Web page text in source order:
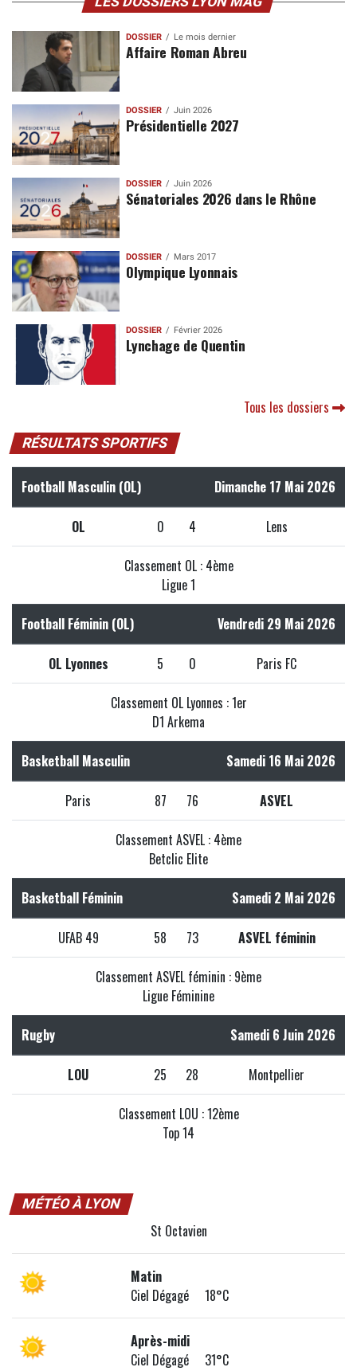
DOSSIER Le mois dernier
Affaire Roman Abreu
DOSSIER Juin 2026
Présidentielle 2027
DOSSIER Juin 2026
Sénatoriales 2026 dans le Rhône
DOSSIER Mars 2017
Olympique Lyonnais
DOSSIER Février 2026
Lynchage de Quentin
Tous les dossiers
RÉSULTATS SPORTIFS
Football Masculin (OL) Dimanche 17 Mai 2026
OL 0 4 Lens
Classement OL : 4ème
Ligue 1
Football Féminin (OL) Vendredi 29 Mai 2026
OL Lyonnes 5 0 Paris FC
Classement OL Lyonnes : 1er
D1 Arkema
Basketball Masculin Samedi 16 Mai 2026
Paris 87 76 ASVEL
Classement ASVEL : 4ème
Betclic Elite
Basketball Féminin Samedi 2 Mai 2026
UFAB 49 58 73 ASVEL féminin
Classement ASVEL féminin : 9ème
Ligue Féminine
Rugby Samedi 6 Juin 2026
LOU 25 28 Montpellier
Classement LOU : 12ème
Top 14
MÉTÉO À LYON
St Octavien
Matin
Ciel Dégagé 18°C
Après-midi
Ciel Dégagé 31°C